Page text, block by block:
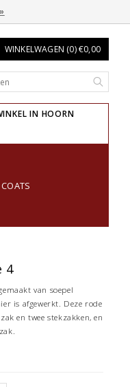
WINKELWAGEN (0) €0,00
IN HOORN
4
van soepel
is afgewerkt. Deze rode
en twee stekzakken, en